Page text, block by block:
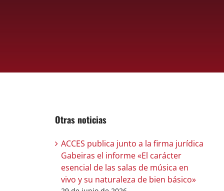
Otras noticias
ACCES publica junto a la firma jurídica
Gabeiras el informe «El carácter
esencial de las salas de música en
vivo y su naturaleza de bien básico»